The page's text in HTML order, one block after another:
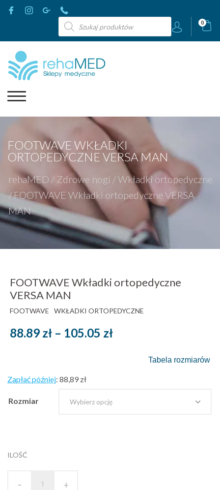
Wyszukiwarka
produktów
0
FOOTWAVE WKŁADKI
ORTOPEDYCZNE VERSA MAN
rehaMED / Zdrowe nogi /Wkładki ortopedyczne
/FOOTWAVE Wkładki ortopedyczne VERSA
MAN
FOOTWAVE Wkładki ortopedyczne
VERSA MAN
FOOTWAVE WKŁADKI ORTOPEDYCZNE
88.89 zł – 105.05 złZakres
Tabela rozmiarów
Zapłać później: 88,89 zł
Rozmiar
ILOŚĆ
- +